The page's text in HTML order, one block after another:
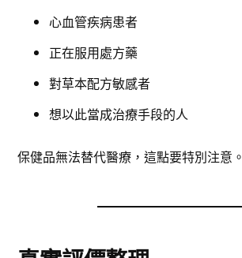
心血管疾病患者
正在服用處方藥
對草本配方敏感者
想以此當成治療手段的人
保健品無法替代醫療，這點要特別注意。